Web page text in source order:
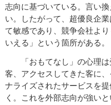
志向に基づいている。言い
い。したがって、超優良企
て敏感であり、競争会社よ
いえる」という箇所がある。
「おもてなし」の心理は
客、アクセスしてきた客に
ナライズされたサービスを
く。これを外部志向が強い